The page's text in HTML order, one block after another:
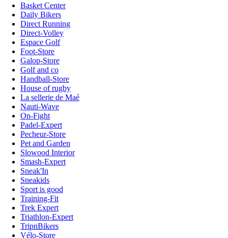
Basket Center
Daily Bikers
Direct Running
Direct-Volley
Espace Golf
Foot-Store
Galop-Store
Golf and co
Handball-Store
House of rugby
La sellerie de Maé
Nauti-Wave
On-Fight
Padel-Expert
Pecheur-Store
Pet and Garden
Slowood Interior
Smash-Expert
Sneak'In
Sneakids
Sport is good
Training-Fit
Trek Expert
Triathlon-Expert
TripnBikers
Vélo-Store